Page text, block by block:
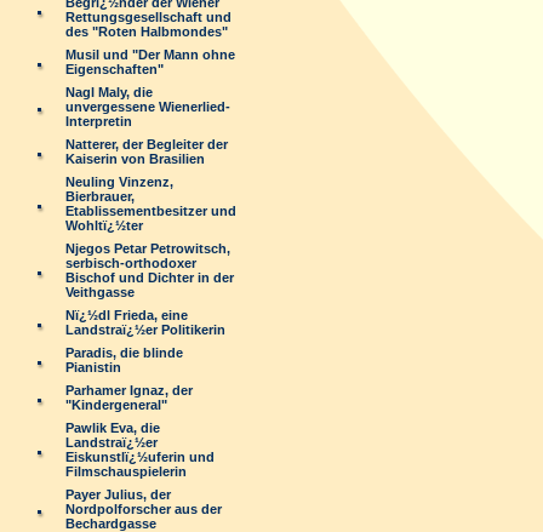
Rettungsgesellschaft und
des "Roten Halbmondes"
Musil und "Der Mann ohne
Eigenschaften"
Nagl Maly, die
unvergessene Wienerlied-
Interpretin
Natterer, der Begleiter der
Kaiserin von Brasilien
Neuling Vinzenz,
Bierbrauer,
Etablissementbesitzer und
Wohltï¿½ter
Njegos Petar Petrowitsch,
serbisch-orthodoxer
Bischof und Dichter in der
Veithgasse
Nï¿½dl Frieda, eine
Landstraï¿½er Politikerin
Paradis, die blinde
Pianistin
Parhamer Ignaz, der
"Kindergeneral"
Pawlik Eva, die
Landstraï¿½er
Eiskunstlï¿½uferin und
Filmschauspielerin
Payer Julius, der
Nordpolforscher aus der
Bechardgasse